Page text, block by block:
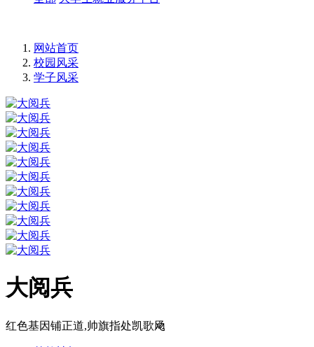
网站首页
校园风采
学子风采
大阅兵
红色基因铺正道,帅旗指处凯歌飏